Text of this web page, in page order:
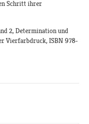
Schritt ihrer
2, Determination und
Vierfarbdruck, ISBN 978-